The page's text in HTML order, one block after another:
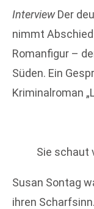
InterviewDer
nimmt
Romanfigur –
Süden. Ein
Kriminalroman
Sie schaut
Susan Sontag
ihren